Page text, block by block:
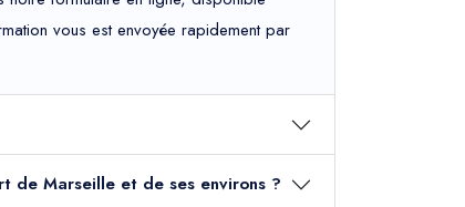
vous est envoyée rapidement par
de Marseille et de ses environs ?